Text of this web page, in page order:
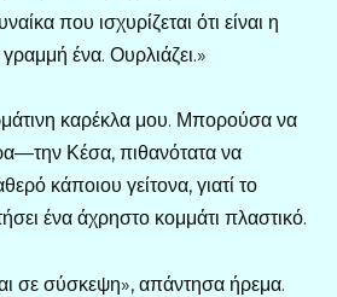
που ισχυρίζεται ότι είναι η
ένα. Ουρλιάζει.»
καρέκλα μου. Μπορούσα να
Κέσα, πιθανότατα να
κάποιου γείτονα, γιατί το
ένα άχρηστο κομμάτι πλαστικό.
σε σύσκεψη», απάντησα ήρεμα.